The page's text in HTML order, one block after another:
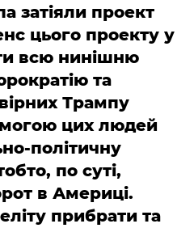
затіяли проект
цього проекту у
всю нинішню
та
Трампу
цих людей
політичну
по суті,
в Америці.
прибрати та